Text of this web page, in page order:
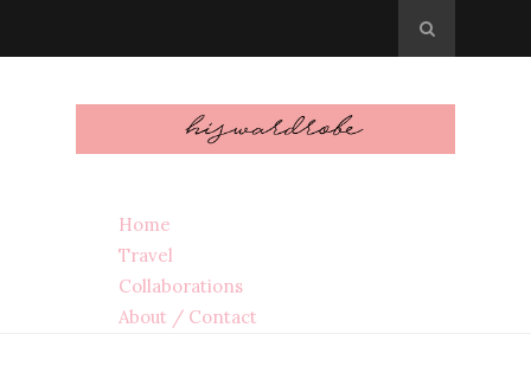
Home
Travel
Collaborations
About / Contact